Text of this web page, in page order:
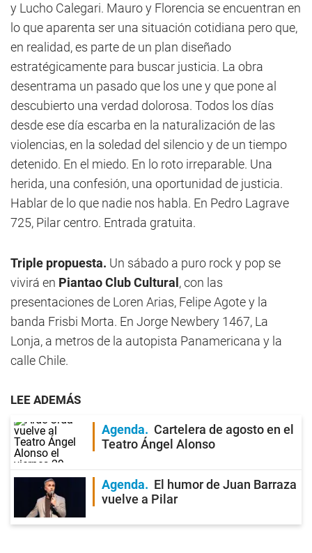
y Lucho Calegari. Mauro y Florencia se encuentran en
lo que aparenta ser una situación cotidiana pero que,
en realidad, es parte de un plan diseñado
estratégicamente para buscar justicia. La obra
desentrama un pasado que los une y que pone al
descubierto una verdad dolorosa. Todos los días
desde ese día escarba en la naturalización de las
violencias, en la soledad del silencio y de un tiempo
detenido. En el miedo. En lo roto irreparable. Una
herida, una confesión, una oportunidad de justicia.
Hablar de lo que nadie nos habla. En Pedro Lagrave
725, Pilar centro. Entrada gratuita.
Triple propuesta. Un sábado a puro rock y pop se
vivirá en Piantao Club Cultural , con las
presentaciones de Loren Arias, Felipe Agote y la
banda Frisbi Morta. En Jorge Newbery 1467, La
Lonja, a metros de la autopista Panamericana y la
calle Chile.
LEE ADEMÁS
Agenda
Cartelera de agosto en el
Teatro Ángel Alonso
Agenda
El humor de Juan Barraza
vuelve a Pilar